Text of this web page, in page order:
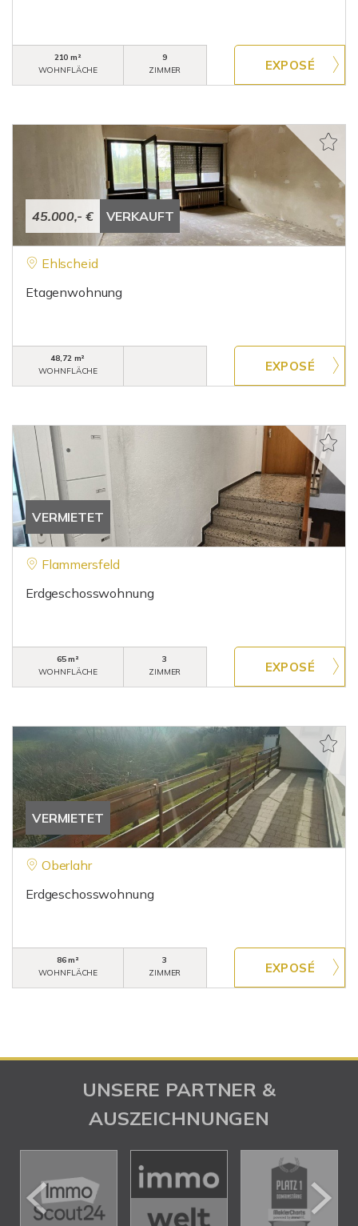
210 m²
WOHNFLÄCHE
9
ZIMMER
45.000,- € VERKAUFT
Ehlscheid
Etagenwohnung
48,72 m²
WOHNFLÄCHE
VERMIETET
Flammersfeld
Erdgeschosswohnung
65 m²
WOHNFLÄCHE
3
ZIMMER
VERMIETET
Oberlahr
Erdgeschosswohnung
86 m²
WOHNFLÄCHE
3
ZIMMER
UNSERE PARTNER &
AUSZEICHNUNGEN